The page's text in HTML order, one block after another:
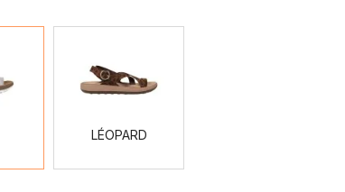
LÉOPARD